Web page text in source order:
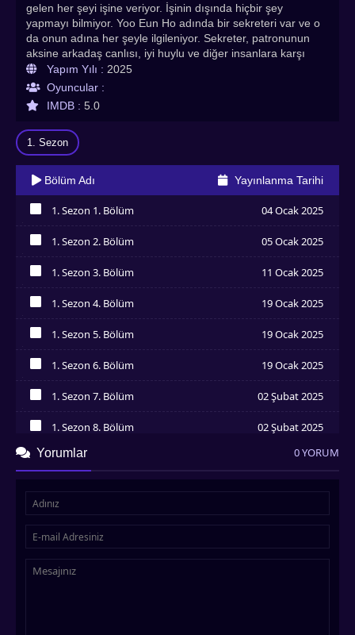
gelen her şeyi işine veriyor. İşinin dışında hiçbir şey
yapmayı bilmiyor. Yoo Eun Ho adında bir sekreteri var ve o
da onun adına her şeyle ilgileniyor. Sekreter, patronunun
aksine arkadaş canlısı, iyi huylu ve diğer insanlara karşı
düşünceli bir kişiliğe sahiptir. O, aynı zamanda ebeveynlik
ve ev işlerinde de başarılı olan bekar bir babadır.
Yapım Yılı : 2025
Oyuncular :
IMDB : 5.0
1. Sezon
Bölüm Adı Yayınlanma Tarihi
1. Sezon 1. Bölüm 04 Ocak 2025
1. Sezon 2. Bölüm 05 Ocak 2025
1. Sezon 3. Bölüm 11 Ocak 2025
1. Sezon 4. Bölüm 19 Ocak 2025
1. Sezon 5. Bölüm 19 Ocak 2025
1. Sezon 6. Bölüm 19 Ocak 2025
1. Sezon 7. Bölüm 02 Şubat 2025
İzledim
1. Sezon 8. Bölüm 02 Şubat 2025
1. Sezon 9. Bölüm 02 Şubat 2025
İzledim
İzledim
İzledim
Yorumlar 0 YORUM